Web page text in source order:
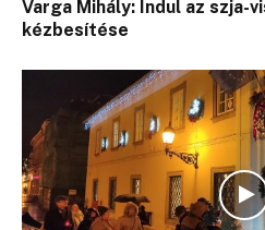
Varga Mihály: Indul az
kézbesítése